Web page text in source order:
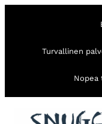
Turvallinen
Nopea